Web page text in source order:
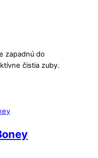
zapadnú do
čistia zuby.